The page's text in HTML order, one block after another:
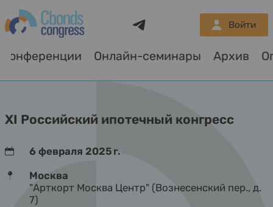
Конференции Онлайн-семинары Архив
Войти
XI Российский ипотечный конгресс
6 февраля 2025 г.
Москва
"Арткорт Москва Центр" (Вознесенский пер., д.
7)